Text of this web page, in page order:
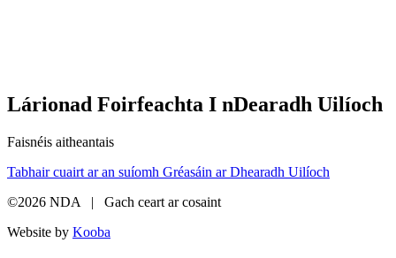
Lárionad Foirfeachta I nDearadh Uilíoch
Faisnéis aitheantais
Tabhair cuairt ar an suíomh Gréasáin ar Dhearadh Uilíoch
©2026 NDA | Gach ceart ar cosaint
Website by Kooba